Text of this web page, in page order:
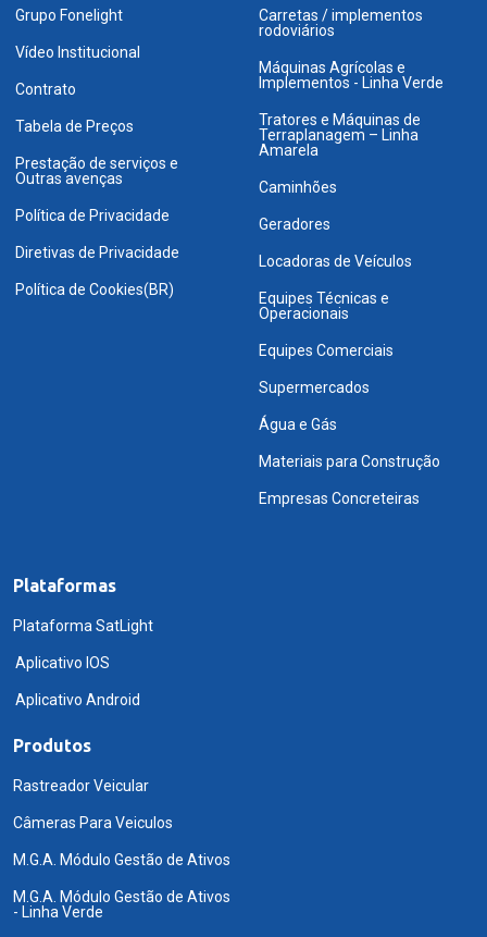
Grupo Fonelight
Vídeo Institucional
Contrato
Tabela de Preços
Prestação de serviços e
Outras avenças
Política de Privacidade
Diretivas de Privacidade
Política de Cookies(BR)
Carretas / implementos
rodoviários
Máquinas Agrícolas e
Implementos - Linha Verde
Tratores e Máquinas de
Terraplanagem – Linha
Amarela
Caminhões
Geradores
Locadoras de Veículos
Equipes Técnicas e
Operacionais
Equipes Comerciais
Supermercados
Água e Gás
Materiais para Construção
Empresas Concreteiras
Plataformas
Plataforma SatLight
Aplicativo IOS
Aplicativo Android
Produtos
Rastreador Veicular
Câmeras Para Veiculos
M.G.A. Módulo Gestão de Ativos
M.G.A. Módulo Gestão de Ativos
- Linha Verde